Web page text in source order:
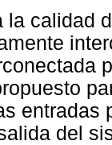
la calidad
entradas
del